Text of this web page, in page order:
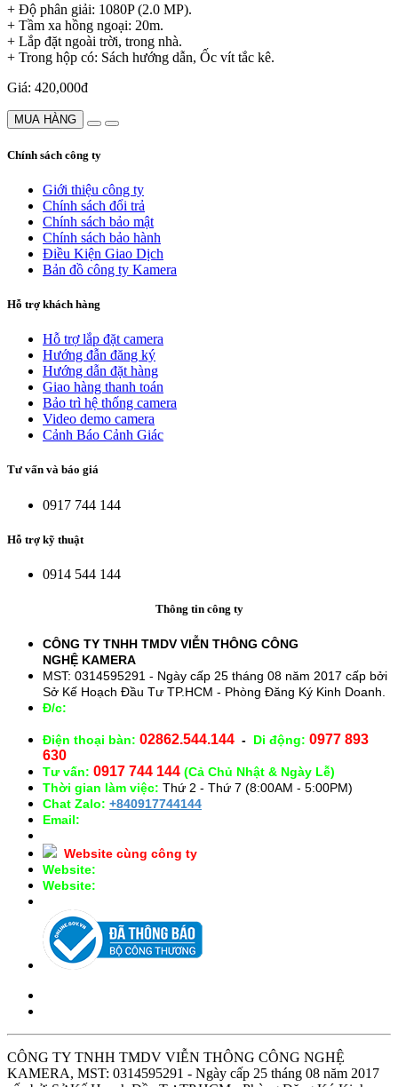
+ Độ phân giải: 1080P (2.0 MP).
+ Tầm xa hồng ngoại: 20m.
+ Lắp đặt ngoài trời, trong nhà.
+ Trong hộp có: Sách hướng dẫn, Ốc vít tắc kê.
Giá: 420,000đ
MUA HÀNG
Chính sách công ty
Giới thiệu công ty
Chính sách đổi trả
Chính sách bảo mật
Chính sách bảo hành
Điều Kiện Giao Dịch
Bản đồ công ty Kamera
Hỗ trợ khách hàng
Hỗ trợ lắp đặt camera
Hướng đẫn đăng ký
Hướng dẫn đặt hàng
Giao hàng thanh toán
Bảo trì hệ thống camera
Video demo camera
Cảnh Báo Cảnh Giác
Tư vấn và báo giá
0917 744 144
Hỗ trợ kỹ thuật
0914 544 144
Thông tin công ty
CÔNG TY TNHH TMDV VIỄN THÔNG CÔNG
NGHỆ KAMERA
MST: 0314595291 - Ngày cấp 25 tháng 08 năm 2017 cấp bởi
Sở Kế Hoạch Đầu Tư TP.HCM - Phòng Đăng Ký Kinh Doanh.
Đ/c:
Điện thoại bàn: 02862.544.144 - Di động: 0977 893
630
Tư vấn: 0917 744 144 (Cả Chủ Nhật & Ngày Lễ)
Thời gian làm việc: Thứ 2 - Thứ 7 (8:00AM - 5:00PM)
Chat Zalo: +840917744144
Email:
Website cùng công ty
Website:
Website:
CÔNG TY TNHH TMDV VIỄN THÔNG CÔNG NGHỆ
KAMERA, MST: 0314595291 - Ngày cấp 25 tháng 08 năm 2017